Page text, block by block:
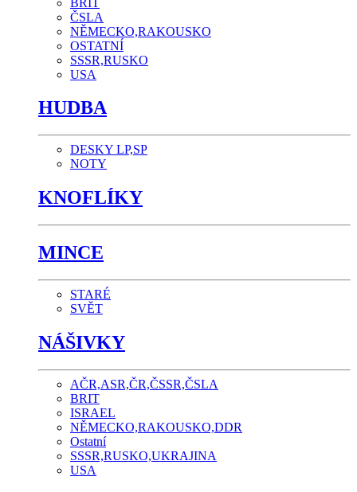
ČSLA
NĚMECKO,RAKOUSKO
OSTATNÍ
SSSR,RUSKO
USA
HUDBA
DESKY LP,SP
NOTY
KNOFLÍKY
MINCE
STARÉ
SVĚT
NÁŠIVKY
AČR,ASR,ČR,ČSSR,ČSLA
BRIT
ISRAEL
NĚMECKO,RAKOUSKO,DDR
Ostatní
SSSR,RUSKO,UKRAJINA
USA